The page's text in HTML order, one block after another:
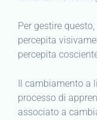
Per gestire
percepita
percepita
Il cambiamento a
processo di
associato a